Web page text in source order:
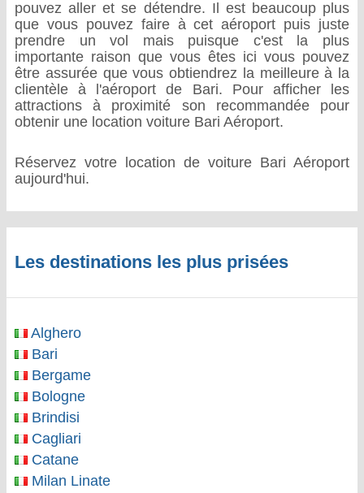
pouvez aller et se détendre. Il est beaucoup plus
que vous pouvez faire à cet aéroport puis juste
prendre un vol mais puisque c'est la plus
importante raison que vous êtes ici vous pouvez
être assurée que vous obtiendrez la meilleure à la
clientèle à l'aéroport de Bari. Pour afficher les
attractions à proximité son recommandée pour
obtenir une location voiture Bari Aéroport.
Réservez votre location de voiture Bari Aéroport
aujourd'hui.
Les destinations les plus prisées
Alghero
Bari
Bergame
Bologne
Brindisi
Cagliari
Catane
Milan Linate